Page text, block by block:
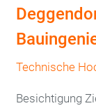
Technische
Besichtigung